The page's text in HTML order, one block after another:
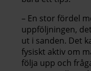
– En stor fördel
uppföljningen,
ut i sanden. Det
fysiskt aktiv om
följa upp och